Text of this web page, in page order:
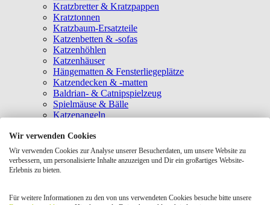
Kratzbretter & Kratzpappen
Kratztonnen
Kratzbaum-Ersatzteile
Katzenbetten & -sofas
Katzenhöhlen
Katzenhäuser
Hängematten & Fensterliegeplätze
Katzendecken & -matten
Baldrian- & Catnipspielzeug
Spielmäuse & Bälle
Katzenangeln
Laserpointer & Elektrospielzeug
Katzentunnel
Clicker & Target Sticks für Katzen
Weiteres Katzenspielzeug
Tragetaschen
Wir verwenden Cookies
Wir verwenden Cookies zur Analyse unserer Besucherdaten, um unsere Website zu
verbessern, um personalisierte Inhalte anzuzeigen und Dir ein großartiges Website-
Erlebnis zu bieten.
Für weitere Informationen zu den von uns verwendeten Cookies besuche bitte unsere